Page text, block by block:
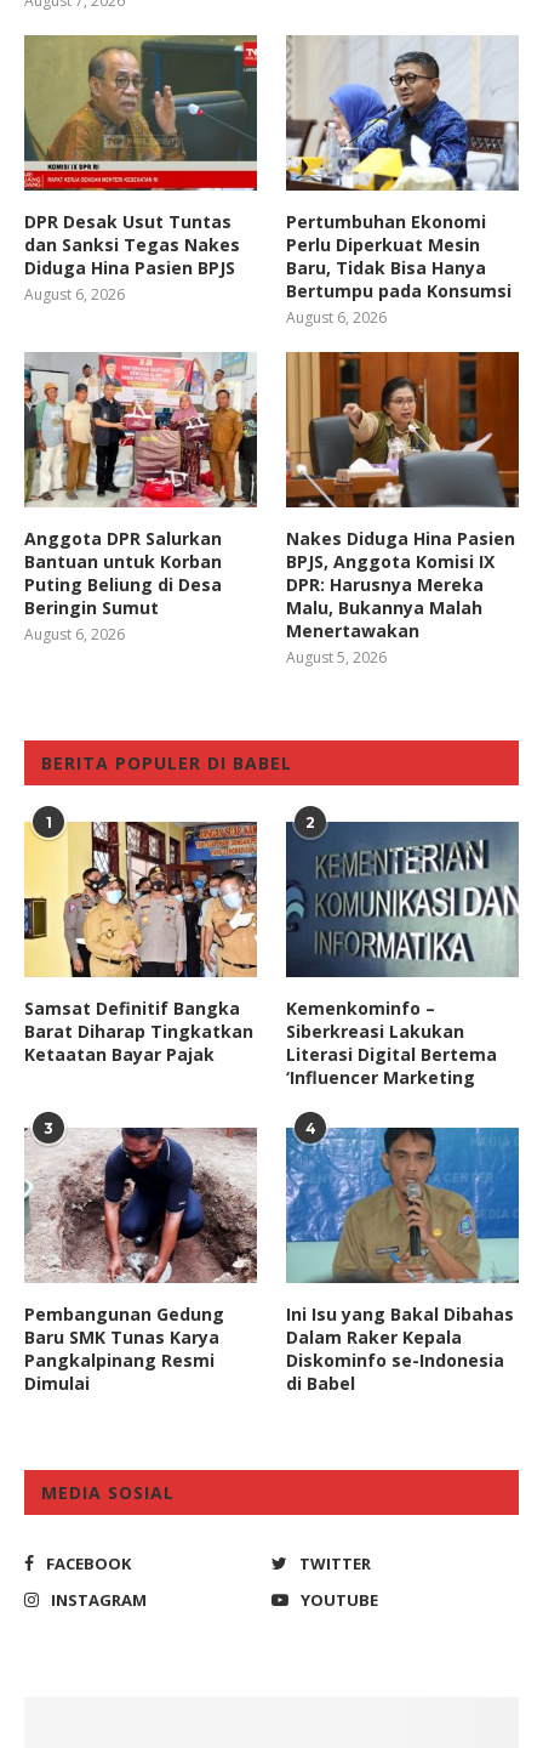
DPR Desak Usut Tuntas
dan Sanksi Tegas Nakes
Diduga Hina Pasien BPJS
August 6, 2026
Pertumbuhan Ekonomi
Perlu Diperkuat Mesin
Baru, Tidak Bisa Hanya
Bertumpu pada Konsumsi
August 6, 2026
Anggota DPR Salurkan
Bantuan untuk Korban
Puting Beliung di Desa
Beringin Sumut
August 6, 2026
Nakes Diduga Hina Pasien
BPJS, Anggota Komisi IX
DPR: Harusnya Mereka
Malu, Bukannya Malah
Menertawakan
August 5, 2026
BERITA POPULER DI BABEL
1
Samsat Definitif Bangka
Barat Diharap Tingkatkan
Ketaatan Bayar Pajak
2
Kemenkominfo –
Siberkreasi Lakukan
Literasi Digital Bertema
‘Influencer Marketing
3
Pembangunan Gedung
Baru SMK Tunas Karya
Pangkalpinang Resmi
Dimulai
4
Ini Isu yang Bakal Dibahas
Dalam Raker Kepala
Diskominfo se-Indonesia
di Babel
MEDIA SOSIAL
FACEBOOK
TWITTER
INSTAGRAM
YOUTUBE